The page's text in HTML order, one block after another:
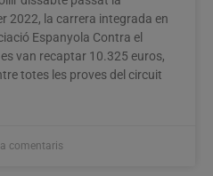
2022, la carrera integrada en
Espanyola Contra el
es van recaptar 10.325 euros,
totes les proves del circuit
comentaris